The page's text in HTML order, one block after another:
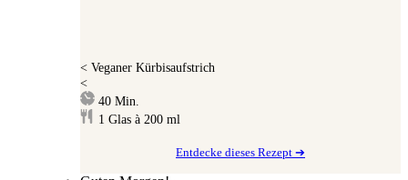
< Veganer Kürbisaufstrich
<
40Minuten
Min.
1 Glas à 200 ml
Entdecke dieses Rezept ➔